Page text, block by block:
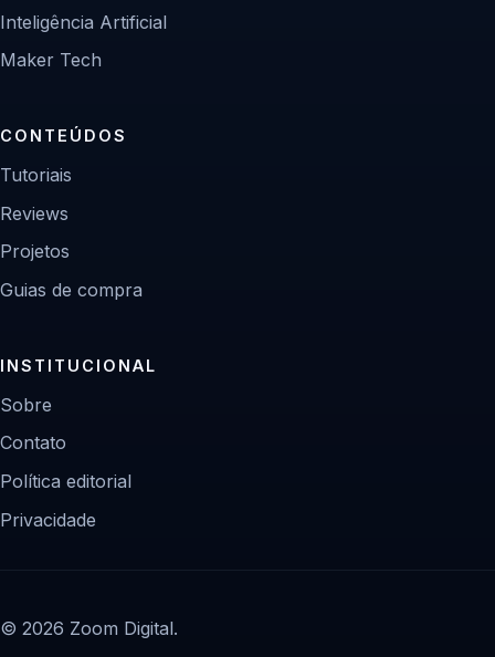
Inteligência Artificial
Maker Tech
CONTEÚDOS
Tutoriais
Reviews
Projetos
Guias de compra
INSTITUCIONAL
Sobre
Contato
Política editorial
Privacidade
© 2026 Zoom Digital.